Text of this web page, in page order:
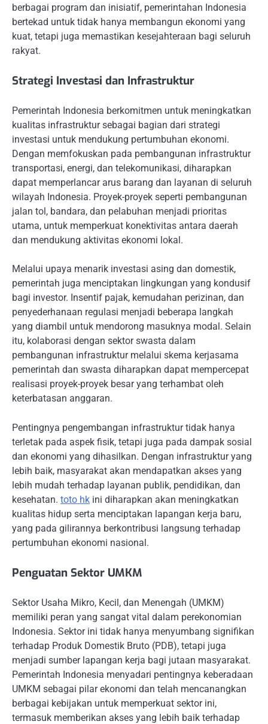
berbagai program dan inisiatif, pemerintahan Indonesia
bertekad untuk tidak hanya membangun ekonomi yang
kuat, tetapi juga memastikan kesejahteraan bagi seluruh
rakyat.
Strategi Investasi dan Infrastruktur
Pemerintah Indonesia berkomitmen untuk meningkatkan
kualitas infrastruktur sebagai bagian dari strategi
investasi untuk mendukung pertumbuhan ekonomi.
Dengan memfokuskan pada pembangunan infrastruktur
transportasi, energi, dan telekomunikasi, diharapkan
dapat memperlancar arus barang dan layanan di seluruh
wilayah Indonesia. Proyek-proyek seperti pembangunan
jalan tol, bandara, dan pelabuhan menjadi prioritas
utama, untuk memperkuat konektivitas antara daerah
dan mendukung aktivitas ekonomi lokal.
Melalui upaya menarik investasi asing dan domestik,
pemerintah juga menciptakan lingkungan yang kondusif
bagi investor. Insentif pajak, kemudahan perizinan, dan
penyederhanaan regulasi menjadi beberapa langkah
yang diambil untuk mendorong masuknya modal. Selain
itu, kolaborasi dengan sektor swasta dalam
pembangunan infrastruktur melalui skema kerjasama
pemerintah dan swasta diharapkan dapat mempercepat
realisasi proyek-proyek besar yang terhambat oleh
keterbatasan anggaran.
Pentingnya pengembangan infrastruktur tidak hanya
terletak pada aspek fisik, tetapi juga pada dampak sosial
dan ekonomi yang dihasilkan. Dengan infrastruktur yang
lebih baik, masyarakat akan mendapatkan akses yang
lebih mudah terhadap layanan publik, pendidikan, dan
kesehatan. toto hk ini diharapkan akan meningkatkan
kualitas hidup serta menciptakan lapangan kerja baru,
yang pada gilirannya berkontribusi langsung terhadap
pertumbuhan ekonomi nasional.
Penguatan Sektor UMKM
Sektor Usaha Mikro, Kecil, dan Menengah (UMKM)
memiliki peran yang sangat vital dalam perekonomian
Indonesia. Sektor ini tidak hanya menyumbang signifikan
terhadap Produk Domestik Bruto (PDB), tetapi juga
menjadi sumber lapangan kerja bagi jutaan masyarakat.
Pemerintah Indonesia menyadari pentingnya keberadaan
UMKM sebagai pilar ekonomi dan telah mencanangkan
berbagai kebijakan untuk memperkuat sektor ini,
termasuk memberikan akses yang lebih baik terhadap